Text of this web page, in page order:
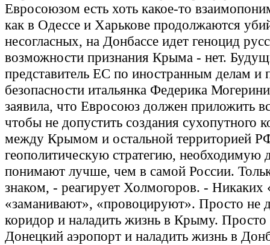
Евросоюзом есть хоть какое-то
как в Одессе и Харькове продолжаются
несогласных, на Донбассе идет геноцид
возможности признания Крыма - нет.
представитель ЕС по иностранным делам и
безопасности итальянка Федерика
заявила, что Евросоюз должен приложить
чтобы не допустить создания сухопутного
между Крымом и остальной территорией
геополитическую стратегию, необходимую
понимают лучше, чем в самой России.
знаком, - реагирует Холмогоров. - Никаких
«заманивают», «провоцируют». Просто не
коридор и наладить жизнь в Крыму. Просто
Донецкий аэропорт и наладить жизнь в